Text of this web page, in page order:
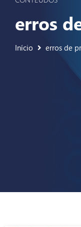
erros
Início erros de